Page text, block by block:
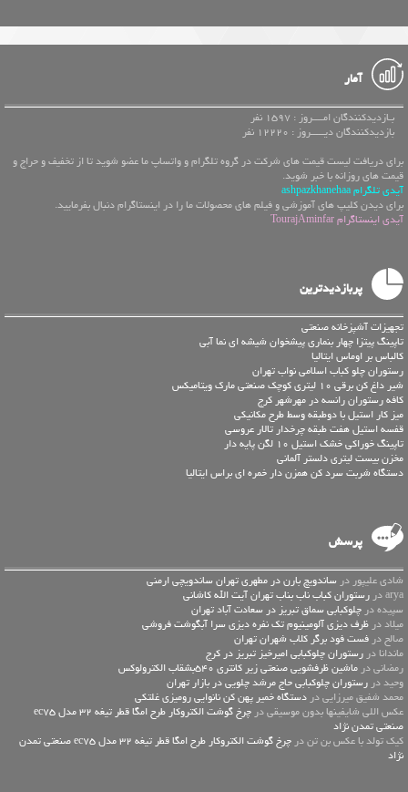
آمار
بـازدیدکنندگان امــــروز : 1597 نفر
بازدیدکنندگان دیـــــروز : 12220 نفر
برای دریافت لیست قیمت های شرکت در گروه تلگرام و واتساپ ما عضو شوید تا از تخفیف و حراج و
قیمت های روزانه با خبر شوید.
آیدی تلگرام ashpazkhanehaa
برای دیدن کلیپ های آموزشی و فیلم های محصولات ما را در اینستاگرام دنبال بفرمایید.
آیدی اینستاگرام TourajAminfar
پربازدیدترین
تجهیزات آشپزخانه صنعتی
تاپینگ پیتزا چهار بنماری پیشخوان شیشه ای نما آبی
کالباس بر اوماس ایتالیا
رستوران چلو کباب اسلامی نواب تهران
شیر داغ کن برقی 10 لیتری کوچک صنعتی مارک ویتامیکس
کافه رستوران رانسه در مهرشهر کرج
میز کار استیل با دوطبقه وسط طرح مکانیکی
قفسه استیل هفت طبقه چرخدار تالار عروسی
تاپینگ خوراکی خشک استیل 10 لگن پایه دار
مخزن بیست لیتری دلستر آلمانی
دستگاه شربت سرد کن همزن دار خمره ای براس ایتالیا
پرسش
شادی علیپور در ساندویچ بارن در مطهری تهران ساندویچی ارمنی
arya در
رستوران کباب ناب بناب تهران آیت الله کاشانی
سپیده در چلوکبابی سماق تبریز در سعادت آباد تهران
میلاد در ظرف دیزی آلومینیوم تک نفره دیزی سرا آبگوشت فروشی
صالح در فست فود برگر کلاب شهران تهران
ماندانا در رستوران چلوکبابی امیرخیز تبریز در کرج
رمضانی در ماشین ظرفشویی صنعتی زیر کانتری 540بشقاب الکترولوکس
وحید در رستوران چلوکبابی حاج مرشد چلویی در بازار تهران
محمد شفیق میرزایی در دستگاه خمیر پهن کن نانوایی رومیزی غلتکی
عكس اللي شايفينها بدون موسيقى در
چرخ گوشت الکتروکار طرح امگا قطر تیغه 32 مدل ec75
صنعتی تمدن نژاد
کیک تولد با عکس بن تن در
چرخ گوشت الکتروکار طرح امگا قطر تیغه 32 مدل ec75 صنعتی تمدن
نژاد